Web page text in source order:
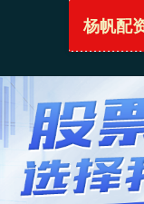
杨帆配